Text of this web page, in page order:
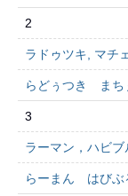
2
ラドゥツキ, マチ
らどぅつき まち
3
ラーマン，ハビブ
らーまん はびぶ